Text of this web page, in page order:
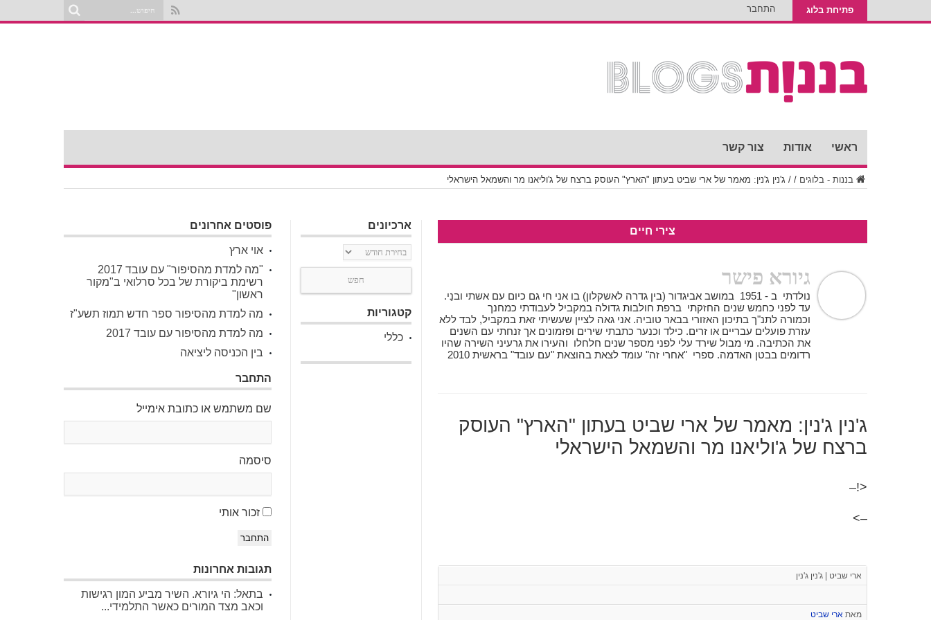
פתיחת בלוג התחבר
ראשי אודות צור קשר
בננות - בלוגים /
/ ג'נין ג'נין: מאמר של ארי שביט בעתון "הארץ" העוסק ברצח של ג'וליאנו מר והשמאל הישראלי
צירי חיים
גיורא פישר
נולדתי ב - 1951 במושב אביגדור (בין גדרה לאשקלון) בו אני חי גם כיום עם אשתי ובנַי.
עד לפני כחמש שנים החזקתי ברפת חולבות גדולה במקביל לעבודתי כמחנך
וכמורה לתנ"ך בתיכון האזורי בבאר טוביה. אני גאה לציין שעשיתי זאת במקביל, לבד ללא
עזרת פועלים עבריים או זרים. כילד וכנער כתבתי שירים ופזמונים אך זנחתי עם השנים
את הכתיבה. מי מבול שירד עלי לפני מספר שנים חלחלו והעירו את גרעיני השירה שהיו
ג'נין ג'נין: מאמר של ארי שביט בעתון "הארץ" העוסק
ברצח של ג'וליאנו מר והשמאל הישראלי
<!–
–>
ארי שביט | ג'נין ג'נין
מאת ארי שביט
ארכיונים
ארכיונים
קטגוריות
כללי
פוסטים אחרונים
אוי ארץ
"מה למדת מהסיפור" עם עובד 2017
רשימת ביקורת של בכל סרלואי ב"מקור
ראשון"
מה למדת מהסיפור ספר חדש תמוז תשע"ז
מה למדת מהסיפור עם עובד 2017
בין הכניסה ליציאה
התחבר
שם משתמש או כתובת אימייל
סיסמה
זכור אותי
התחבר
תגובות אחרונות
בתאל: הי גיורא. השיר מביע המון רגישות
וכאב מצד המורים כאשר התלמידי...